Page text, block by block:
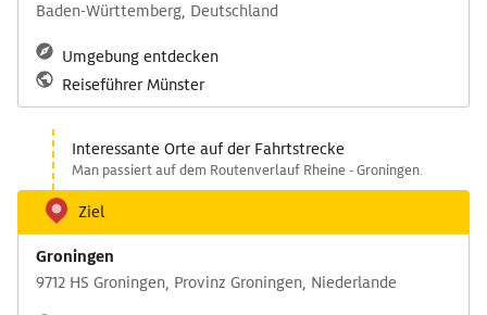
Baden-Württemberg, Deutschland
Umgebung entdecken
Reiseführer Münster
Interessante Orte auf der Fahrtstrecke
Man passiert auf dem Routenverlauf Rheine - Groningen.
Ziel
Groningen
9712 HS Groningen, Provinz Groningen, Niederlande